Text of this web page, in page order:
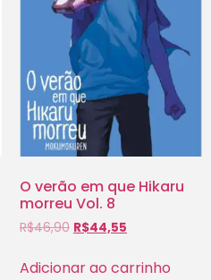
O verão em que Hikaru
morreu Vol. 8
R$46,90 R$44,55
Adicionar ao carrinho